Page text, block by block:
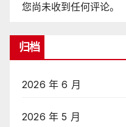
您尚未收到任何评论。
归档
2026 年 6 月
2026 年 5 月